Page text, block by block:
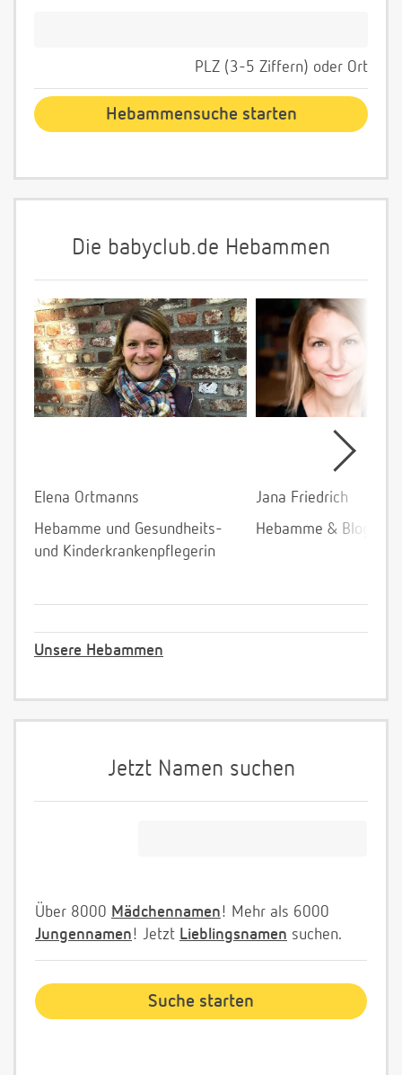
PLZ (3-5 Ziffern) oder Ort
Die babyclub.de Hebammen
Elena Ortmanns
Hebamme und Gesundheits-
und Kinderkrankenpflegerin
Jana Friedrich
Hebamme &
Unsere Hebammen
Jetzt Namen suchen
Über 8000 Mädchennamen! Mehr als 6000
Jungennamen! Jetzt Lieblingsnamen suchen.